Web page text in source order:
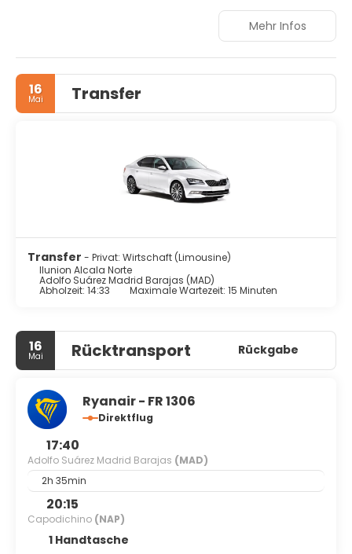
entfernt, und in der Nähe gibt es eine Fülle von
Geschäften, Restaurants, Bars und Nachtclubs. Zum
Flughafen Barajas sind es mit dem Auto nur 10 Minuten.
Dies ist das perfekte Businesshotel in der Nähe des Palacio
de Congresos de Madrid und in der Nähe der attraktivsten
Touristen- und Geschäftsviertel der spanischen
Hauptstadt.
Mehr Infos
16
Mai Transfer
Transfer - Privat: Wirtschaft (Limousine)
Ilunion Alcala Norte
Adolfo Suárez Madrid Barajas (MAD)
Abholzeit: 14:33 Maximale Wartezeit: 15 Minuten
16
Mai Rücktransport Rückgabe
Ryanair - FR 1306
Direktflug
17:40
Adolfo Suárez Madrid Barajas (MAD)
2h 35min
20:15
Capodichino (NAP)
1 Handtasche